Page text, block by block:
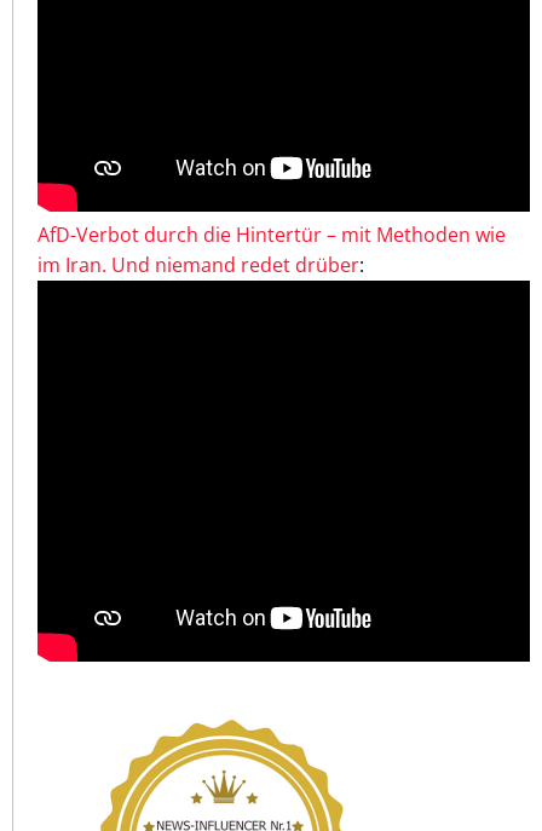
AfD-Verbot durch die Hintertür – mit Methoden wie
im Iran. Und niemand redet drüber: